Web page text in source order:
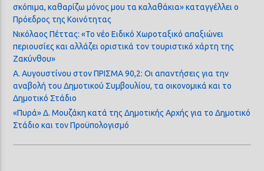
σκόπιμα, καθαρίζω μόνος μου τα καλαθάκια» καταγγέλλει ο
Πρόεδρος της Κοινότητας
Νικόλαος Πέττας: «Το νέο Ειδικό Χωροταξικό απαξιώνει
περιουσίες και αλλάζει οριστικά τον τουριστικό χάρτη της
Ζακύνθου»
Α. Αυγουστίνου στον ΠΡΙΣΜΑ 90,2: Οι απαντήσεις για την
αναβολή του Δημοτικού Συμβουλίου, τα οικονομικά και το
Δημοτικό Στάδιο
«Πυρά» Δ. Μουζάκη κατά της Δημοτικής Αρχής για το Δημοτικό
Στάδιο και τον Προϋπολογισμό